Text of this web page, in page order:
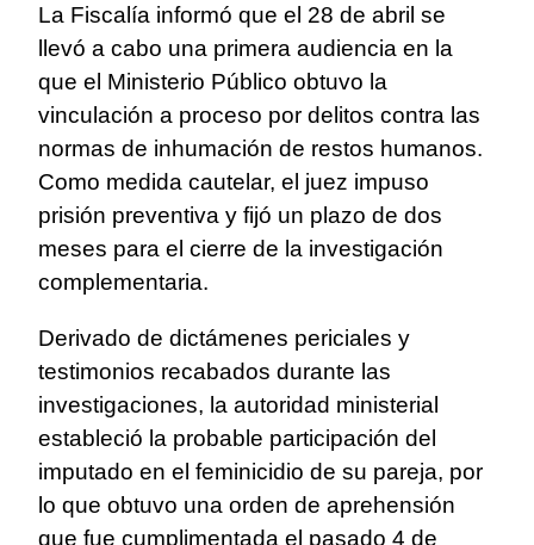
La Fiscalía informó que el 28 de abril se
llevó a cabo una primera audiencia en la
que el Ministerio Público obtuvo la
vinculación a proceso por delitos contra las
normas de inhumación de restos humanos.
Como medida cautelar, el juez impuso
prisión preventiva y fijó un plazo de dos
meses para el cierre de la investigación
complementaria.
Derivado de dictámenes periciales y
testimonios recabados durante las
investigaciones, la autoridad ministerial
estableció la probable participación del
imputado en el feminicidio de su pareja, por
lo que obtuvo una orden de aprehensión
que fue cumplimentada el pasado 4 de